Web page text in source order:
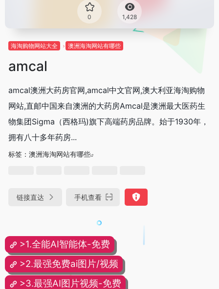
0 1,428
海淘购物网站大全 澳洲海淘网站有哪些
amcal
amcal澳洲大药房官网,amcal中文官网,澳大利亚海淘购物
网站,直邮中国来自澳洲的大药房Amcal是澳洲最大医药生
物集团Sigma（西格玛)旗下高端药房品牌。始于1930年，
拥有八十多年药房...
标签： 澳洲海淘网站有哪些
链接直达 手机查看
>1.全能AI智能体-免费
>2.最强免费ai图片/视频
>3.最强AI图片视频-免费